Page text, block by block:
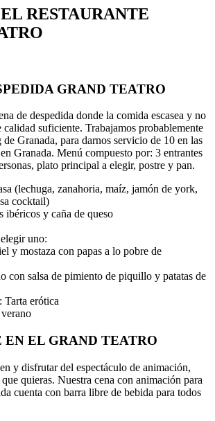
RESTAURANTE
GRAND TEATRO
de despedida donde la comida escasea y no
suficiente. Trabajamos probablemente
Granada, para darnos servicio de 10 en las
Granada. Menú compuesto por: 3 entrantes
plato principal a elegir, postre y pan.
(lechuga, zanahoria, maíz, jamón de york,
cocktail)
ibéricos y caña de queso
uno:
y mostaza con papas a lo pobre de
con salsa de pimiento de piquillo y patatas de
Tarta erótica
EL GRAND TEATRO
y disfrutar del espectáculo de animación,
quieras. Nuestra cena con animación para
cuenta con barra libre de bebida para todos